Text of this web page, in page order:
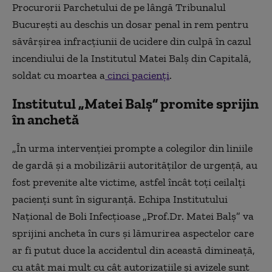
Procurorii Parchetului de pe lângă Tribunalul
Bucureşti au deschis un dosar penal in rem pentru
săvârşirea infracţiunii de ucidere din culpă în cazul
incendiului de la Institutul Matei Balş din Capitală,
soldat cu moartea acinci pacienţi.
Institutul „Matei Balș” promite sprijin
în anchetă
„În urma intervenției prompte a colegilor din liniile
de gardă și a mobilizării autorităților de urgență, au
fost prevenite alte victime, astfel încât toți ceilalți
pacienți sunt în siguranță. Echipa Institutului
Național de Boli Infecțioase „Prof.Dr. Matei Balș” va
sprijini ancheta în curs și lămurirea aspectelor care
ar fi putut duce la accidentul din această dimineață,
cu atât mai mult cu cât autorizațiile și avizele sunt